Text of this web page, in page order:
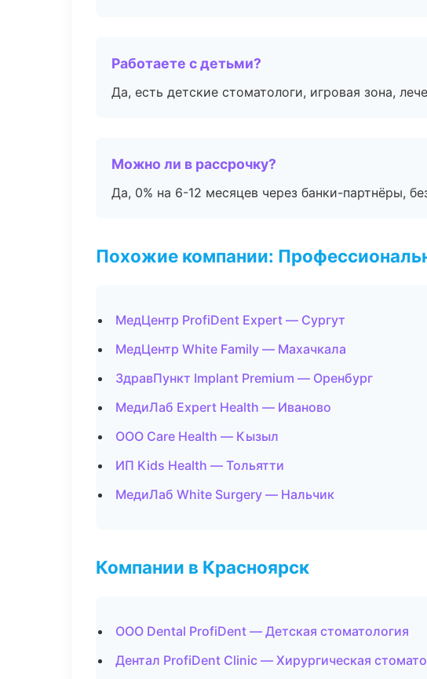
Работаете с детьми?
Да, есть детские стоматологи, игровая зона,
Можно ли в рассрочку?
Да, 0% на 6-12 месяцев через банки-партнёры,
Похожие компании:
МедЦентр ProfiDent Expert — Сургут
МедЦентр White Family — Махачкала
ЗдравПункт Implant Premium — Оренбург
МедиЛаб Expert Health — Иваново
ООО Care Health — Кызыл
ИП Kids Health — Тольятти
МедиЛаб White Surgery — Нальчик
Компании в Красноярск
ООО Dental ProfiDent — Детская стоматология
Дентал ProfiDent Clinic — Хирургическая